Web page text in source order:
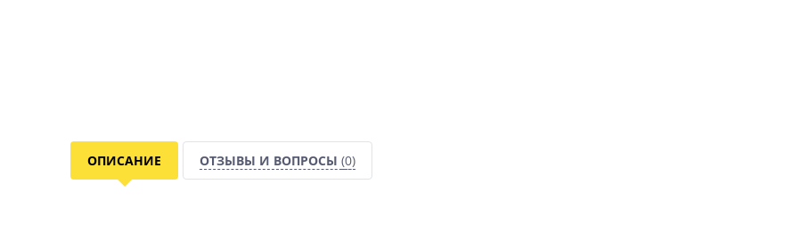
ОПИСАНИЕ ОТЗЫВЫ И ВОПРОСЫ (0)